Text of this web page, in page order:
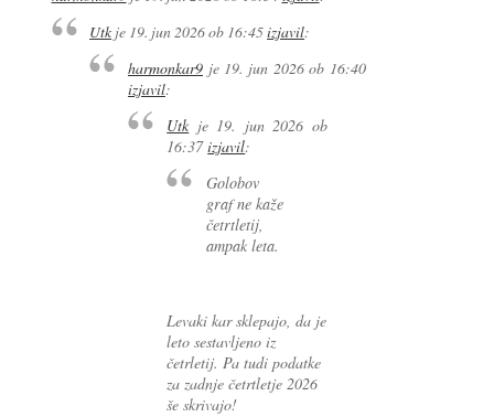
Utk je 19. jun 2026 ob 16:45izjavil:
harmonkar9je 19. jun 2026 ob 16:40
izjavil:
Utk je 19. jun 2026 ob
16:37 izjavil:
Golobov
graf ne kaže
četrtletij,
ampak leta.
Levaki kar sklepajo, da je
leto sestavljeno iz
četrletij. Pa tudi podatke
za zadnje četrtletje 2026
še skrivajo!